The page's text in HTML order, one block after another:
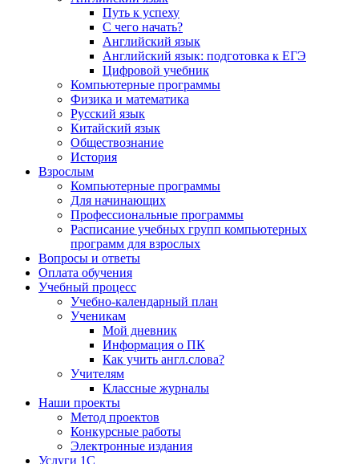
Путь к успеху
С чего начать?
Английский язык
Английский язык: подготовка к ЕГЭ
Цифровой учебник
Компьютерные программы
Физика и математика
Русский язык
Китайский язык
Обществознание
История
Взрослым
Компьютерные программы
Для начинающих
Профессиональные программы
Расписание учебных групп компьютерных
программ для взрослых
Вопросы и ответы
Оплата обучения
Учебный процесс
Учебно-календарный план
Ученикам
Мой дневник
Информация о ПК
Как учить англ.слова?
Учителям
Классные журналы
Наши проекты
Метод проектов
Конкурсные работы
Электронные издания
Услуги 1C